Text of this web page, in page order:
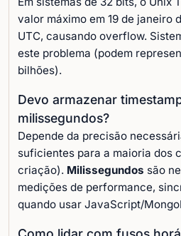
valor máximo em 19 de janeiro
UTC, causando overflow.
este problema (podem
bilhões).
Devo armazenar
milissegundos?
Depende da precisão
suficientes para a maioria dos
criação). Milissegundos são
medições de performance,
quando usar JavaScript/